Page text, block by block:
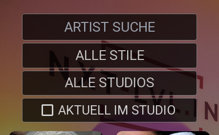
ALLE STILE
ALLE STUDIOS
AKTUELL IM STUDIO